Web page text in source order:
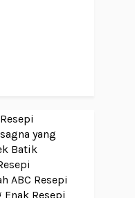
Resepi
yang
Batik
ABC Resepi
Enak Resepi